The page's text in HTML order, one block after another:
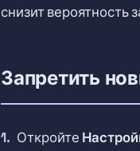
снизит вероятность
Запретить
Откройте